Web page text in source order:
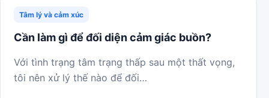
Tâm lý và cảm xúc
Cần làm gì để đối diện cảm giác buồn?
Với tình trạng tâm trạng thấp sau một thất vọng,
tôi nên xử lý thế nào để đối…